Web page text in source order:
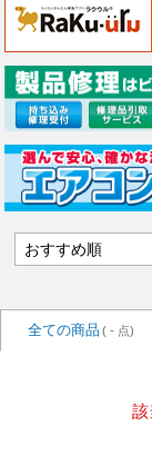
全ての商品 ( - 点)
該